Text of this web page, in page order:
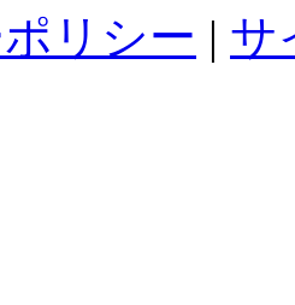
リシー | サ